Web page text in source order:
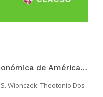
La dependencia político-económica de América Latina
Wionczek. Theotonio Dos